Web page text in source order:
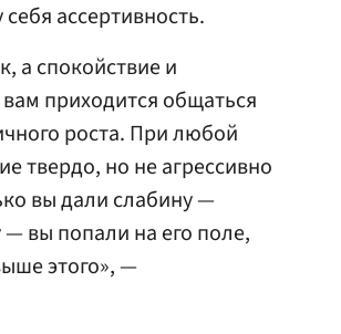
ассертивность.
а спокойствие и
приходится общаться
роста. При любой
твердо, но не агрессивно
вы дали слабину —
вы попали на его поле,
этого», —